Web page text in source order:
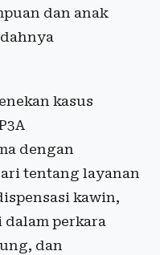
dan anak
kasus
dengan
tentang layanan
kawin,
perkara
dan